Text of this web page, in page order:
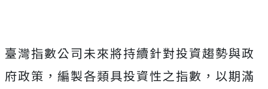
臺灣指數公司未來將持續針對投資趨勢與政
府政策，編製各類具投資性之指數，以期滿